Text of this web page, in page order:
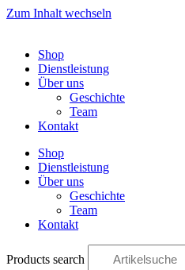
Zum Inhalt wechseln
Shop
Dienstleistung
Über uns
Geschichte
Team
Kontakt
Shop
Dienstleistung
Über uns
Geschichte
Team
Kontakt
Products search